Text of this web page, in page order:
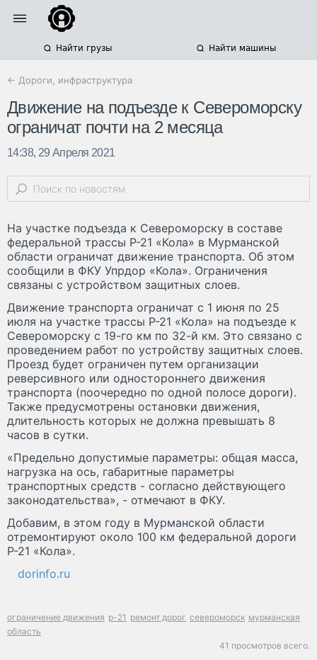
Найти грузы Найти машины
← Дороги, инфраструктура
Движение на подъезде к Североморску
ограничат почти на 2 месяца
14:38, 29 Апреля 2021
На участке подъезда к Североморску в составе
федеральной трассы Р-21 «Кола» в Мурманской
области ограничат движение транспорта. Об этом
сообщили в ФКУ Упрдор «Кола». Ограничения
связаны с устройством защитных слоев.
Движение транспорта ограничат с 1 июня по 25
июля на участке трассы Р-21 «Кола» на подъезде к
Североморску с 19-го км по 32-й км. Это связано с
проведением работ по устройству защитных слоев.
Проезд будет ограничен путем организации
реверсивного или одностороннего движения
транспорта (поочередно по одной полосе дороги).
Также предусмотрены остановки движения,
длительность которых не должна превышать 8
часов в сутки.
«Предельно допустимые параметры: общая масса,
нагрузка на ось, габаритные параметры
транспортных средств - согласно действующего
законодательства», - отмечают в ФКУ.
Добавим, в этом году в Мурманской области
отремонтируют около 100 км федеральной дороги
Р-21 «Кола».
dorinfo.ru
ограничение движения р-21 ремонт дорог североморск мурманская
область
41 просмотров всего.